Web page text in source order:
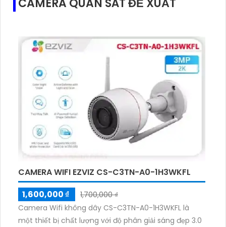
CAMERA QUAN SÁT ĐỀ XUẤT
CAMERA WIFI EZVIZ CS-C3TN-A0-1H3WKFL
1,600,000 ₫
1,700,000 ₫
Camera Wifi không dây CS-C3TN-A0-1H3WKFL là
một thiết bị chất lượng với độ phân giải sáng đẹp 3.0